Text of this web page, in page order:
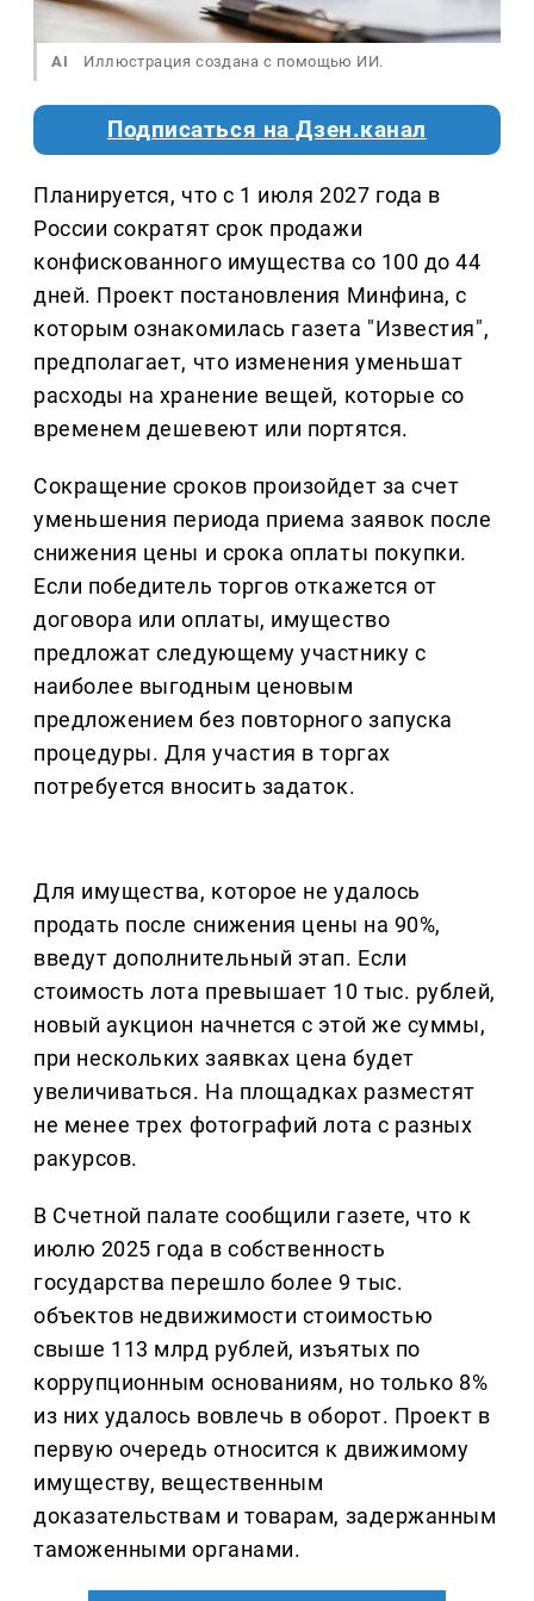
AI Иллюстрация создана с помощью ИИ.
Подписаться на Дзен.канал
Планируется, что с 1 июля 2027 года в
России сократят срок продажи
конфискованного имущества со 100 до 44
дней. Проект постановления Минфина, с
которым ознакомилась газета "Известия",
предполагает, что изменения уменьшат
расходы на хранение вещей, которые со
временем дешевеют или портятся.
Сокращение сроков произойдет за счет
уменьшения периода приема заявок после
снижения цены и срока оплаты покупки.
Если победитель торгов откажется от
договора или оплаты, имущество
предложат следующему участнику с
наиболее выгодным ценовым
предложением без повторного запуска
процедуры. Для участия в торгах
потребуется вносить задаток.
Для имущества, которое не удалось
продать после снижения цены на 90%,
введут дополнительный этап. Если
стоимость лота превышает 10 тыс. рублей,
новый аукцион начнется с этой же суммы,
при нескольких заявках цена будет
увеличиваться. На площадках разместят
не менее трех фотографий лота с разных
ракурсов.
В Счетной палате сообщили газете, что к
июлю 2025 года в собственность
государства перешло более 9 тыс.
объектов недвижимости стоимостью
свыше 113 млрд рублей, изъятых по
коррупционным основаниям, но только 8%
из них удалось вовлечь в оборот. Проект в
первую очередь относится к движимому
имуществу, вещественным
доказательствам и товарам, задержанным
таможенными органами.